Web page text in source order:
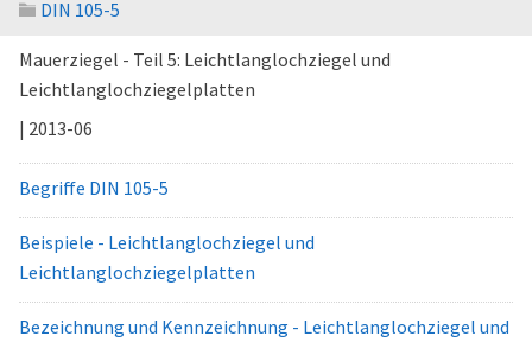
DIN 105-5
Mauerziegel - Teil 5: Leichtlanglochziegel und
Leichtlanglochziegelplatten
| 2013-06
Begriffe DIN 105-5
Beispiele - Leichtlanglochziegel und
Leichtlanglochziegelplatten
Bezeichnung und Kennzeichnung - Leichtlanglochziegel und